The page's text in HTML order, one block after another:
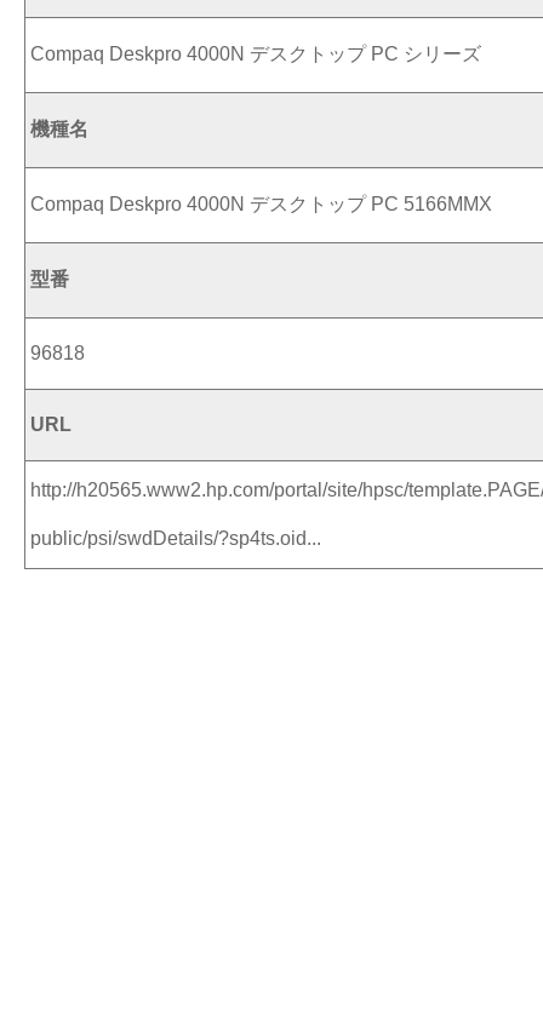
Compaq Deskpro 4000N デスクトップ PC シリーズ
機種名
Compaq Deskpro 4000N デスクトップ PC 5166MMX
型番
96818
URL
http://h20565.www2.hp.com/portal/site/hpsc/
public/psi/swdDetails/?sp4ts.oid...